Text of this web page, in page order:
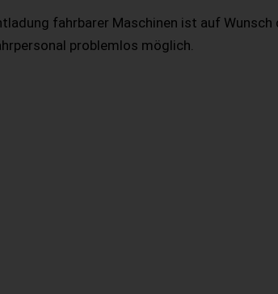
fahrbarer Maschinen ist auf Wunsch
problemlos möglich.